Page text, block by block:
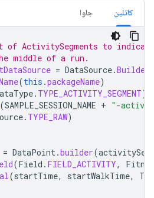
کاتلین جاوا
of ActivitySegments to
middle of a run.
= DataSource.Builder
(this .packageName)
. TYPE_ACTIVITY_SEGMENT)
(SAMPLE_SESSION_NAME + "-
. TYPE_RAW)
= DataPoint.builder(
(Field . FIELD_ACTIVITY,
(startTime, startWalkTime,